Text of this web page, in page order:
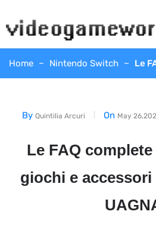
Home Nintendo Switch Le
By Quintilia Arcuri On May
Le FAQ
giochi e